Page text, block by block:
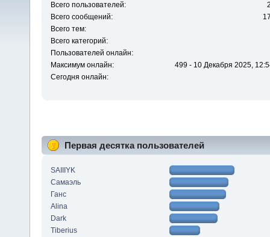
Всего пользователей:
Всего сообщений:
Всего тем:
Всего категорий:
Пользователей онлайн:
Максимум онлайн:
499 - 10 Декабря 2025,
Сегодня онлайн:
Первая десятка пользователей
SAIIIYK
Самаэль
Ганс
Alina
Dark
Tiberius